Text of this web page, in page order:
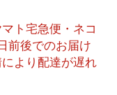
ト宅急便・ネコ
前後でのお届け
より配達が遅れ